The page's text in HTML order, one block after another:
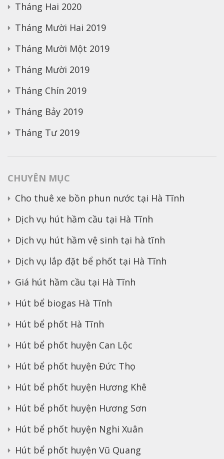
Tháng Hai 2020
Tháng Mười Hai 2019
Tháng Mười Một 2019
Tháng Mười 2019
Tháng Chín 2019
Tháng Bảy 2019
Tháng Tư 2019
CHUYÊN MỤC
Cho thuê xe bồn phun nước tại Hà Tĩnh
Dịch vụ hút hầm cầu tại Hà Tĩnh
Dịch vụ hút hầm vệ sinh tại hà tĩnh
Dịch vụ lắp đặt bể phốt tại Hà Tĩnh
Giá hút hầm cầu tại Hà Tĩnh
Hút bể biogas Hà Tĩnh
Hút bể phốt Hà Tĩnh
Hút bể phốt huyện Can Lộc
Hút bể phốt huyện Đức Thọ
Hút bể phốt huyện Hương Khê
Hút bể phốt huyện Hương Sơn
Hút bể phốt huyện Nghi Xuân
Hút bể phốt huyện Vũ Quang